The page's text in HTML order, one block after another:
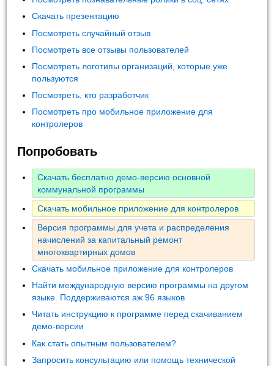
Скачать презентацию
Посмотреть случайный отзыв
Посмотреть все отзывы пользователей
Посмотреть логотипы организаций, которые уже
пользуются
Посмотреть, кто разработчик
Посмотреть про мобильное приложение для
контролеров
Попробовать
Скачать бесплатно демо-версию основной
коммунальной программы
Скачать мобильное приложение для контролеров
Версия программы для учета и распределения
начислений за капитальный ремонт
многоквартирных домов
Скачать мобильное приложение для контролеров
Найти международную версию программы на другом
языке. Поддерживаются аж 96 языков
Читать инструкцию к программе перед скачиванием
демо-версии
Как стать опытным пользователем?
Запросить консультацию или помощь технической